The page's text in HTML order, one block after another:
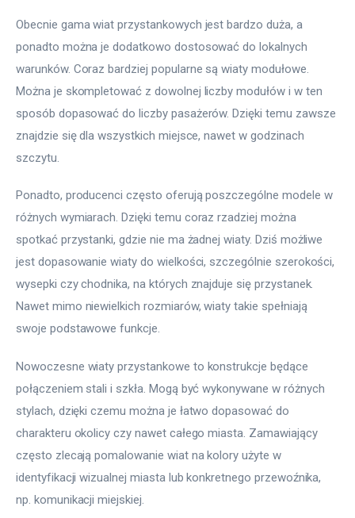
Obecnie gama wiat przystankowych jest bardzo duża, a
ponadto można je dodatkowo dostosować do lokalnych
warunków. Coraz bardziej popularne są wiaty modułowe.
Można je skompletować z dowolnej liczby modułów i w ten
sposób dopasować do liczby pasażerów. Dzięki temu zawsze
znajdzie się dla wszystkich miejsce, nawet w godzinach
szczytu.
Ponadto, producenci często oferują poszczególne modele w
różnych wymiarach. Dzięki temu coraz rzadziej można
spotkać przystanki, gdzie nie ma żadnej wiaty. Dziś możliwe
jest dopasowanie wiaty do wielkości, szczególnie szerokości,
wysepki czy chodnika, na których znajduje się przystanek.
Nawet mimo niewielkich rozmiarów, wiaty takie spełniają
swoje podstawowe funkcje.
Nowoczesne wiaty przystankowe to konstrukcje będące
połączeniem stali i szkła. Mogą być wykonywane w różnych
stylach, dzięki czemu można je łatwo dopasować do
charakteru okolicy czy nawet całego miasta. Zamawiający
często zlecają pomalowanie wiat na kolory użyte w
identyfikacji wizualnej miasta lub konkretnego przewoźnika,
np. komunikacji miejskiej.